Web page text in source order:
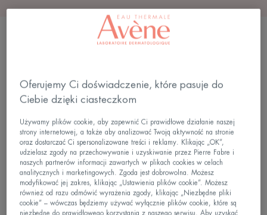
2. Z czego wynika przewlekły stan zapalny w
skórze?
3. Stres oksydacyjny i jego wpływ na skórę
4. Jak chronić się przed inflammagingiem i
poprawić kondycję skóry?
Oferujemy Ci doświadczenie, które pasuje do
Ciebie dzięki ciasteczkom
Używamy plików cookie, aby zapewnić Ci prawidłowe działanie naszej
strony internetowej, a także aby analizować Twoją aktywność na stronie
oraz dostarczać Ci spersonalizowane treści i reklamy. Klikając „OK”,
udzielasz zgody na przechowywanie i uzyskiwanie przez Pierre Fabre i
naszych partnerów informacji zawartych w plikach cookies w celach
analitycznych i marketingowych. Zgoda jest dobrowolna. Możesz
modyfikować jej zakres, klikając „Ustawienia plików cookie”. Możesz
również od razu odmówić wyrażenia zgody, klikając „Niezbędne pliki
cookie” – wówczas będziemy używać wyłącznie plików cookie, które są
niezbędne do prawidłowego korzystania z naszego serwisu. Aby uzyskać